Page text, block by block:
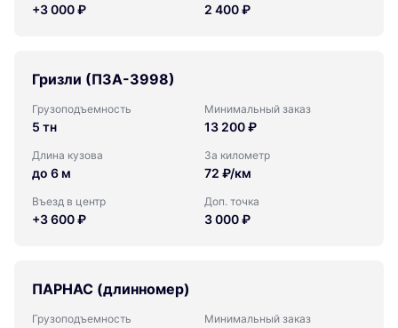
+3 000 ₽ 2 400 ₽
Гризли (ПЗА-3998)
Грузоподъемность
5 тн
Минимальный заказ
13 200 ₽
Длина кузова
до 6 м
За километр
72 ₽/км
Въезд в центр
+3 600 ₽
Доп. точка
3 000 ₽
ПАРНАС (длинномер)
Грузоподъемность Минимальный заказ